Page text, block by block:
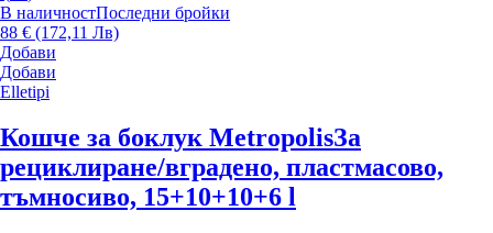
В наличностПоследни бройки
88 € (172,11 Лв)
Добави
Добави
Elletipi
Кошче за боклук MetropolisЗа
рециклиране/вградено, пластмасово,
тъмносиво, 15+10+10+6 l